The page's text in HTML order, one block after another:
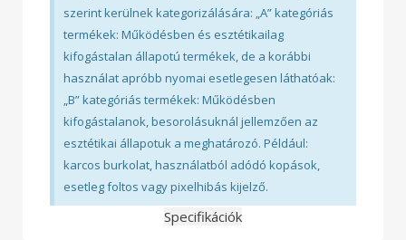
szerint kerülnek kategorizálására: „A” kategóriás
termékek: Működésben és esztétikailag
kifogástalan állapotú termékek, de a korábbi
használat apróbb nyomai esetlegesen láthatóak:
„B” kategóriás termékek: Működésben
kifogástalanok, besorolásuknál jellemzően az
esztétikai állapotuk a meghatározó. Például:
karcos burkolat, használatból adódó kopások,
esetleg foltos vagy pixelhibás kijelző.
Specifikációk